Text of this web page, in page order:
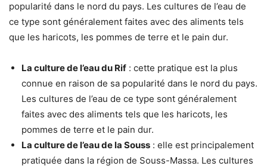
popularité dans le nord du pays. Les cultures de l’eau de
ce type sont généralement faites avec des aliments tels
que les haricots, les pommes de terre et le pain dur.
La culture de l’eau du Rif : cette pratique est la plus
connue en raison de sa popularité dans le nord du pays.
Les cultures de l’eau de ce type sont généralement
faites avec des aliments tels que les haricots, les
pommes de terre et le pain dur.
La culture de l’eau de la Souss : elle est principalement
pratiquée dans la région de Souss-Massa. Les cultures